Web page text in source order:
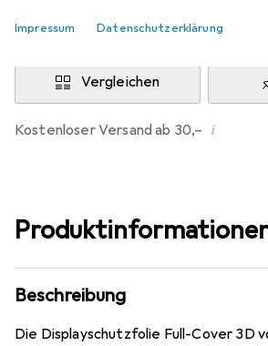
Impressum Datenschutzerklärung
In den Warenkorb
Vergleichen
Kostenloser Versand ab 30,– i
Beschreibung
Die Displayschutzfolie Full-Cover 3D